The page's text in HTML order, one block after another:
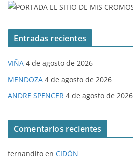
Entradas recientes
VIÑA 4 de agosto de 2026
MENDOZA 4 de agosto de 2026
ANDRE SPENCER 4 de agosto de 2026
Comentarios recientes
fernandito en CIDÓN